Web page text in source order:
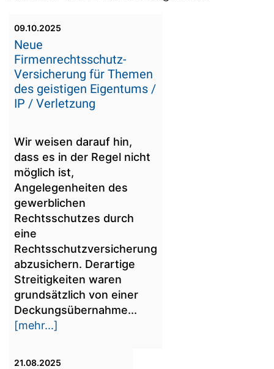
09.10.2025
Neue
Firmenrechtsschutz-
Versicherung für Themen
des geistigen Eigentums /
IP / Verletzung
Wir weisen darauf hin,
dass es in der Regel nicht
möglich ist,
Angelegenheiten des
gewerblichen
Rechtsschutzes durch
eine
Rechtsschutzversicherung
abzusichern. Derartige
Streitigkeiten waren
grundsätzlich von einer
Deckungsübernahme...
[mehr...]
21.08.2025